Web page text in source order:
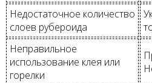
Недостаточное количество
слоев рубероида
Неправильное
использование клея или
горелки